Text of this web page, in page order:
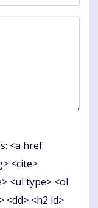
<a href
<cite>
<ul type> <ol
<dd> <h2 id>